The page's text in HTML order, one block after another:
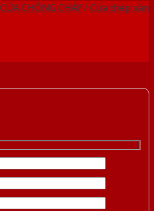
CỬA CHỐNG CHÁY/Cửa thép vân